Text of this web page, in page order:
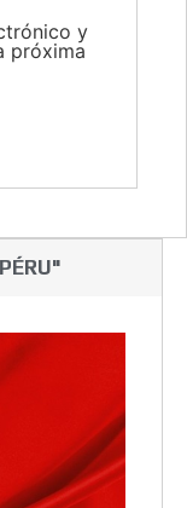
y
próxima